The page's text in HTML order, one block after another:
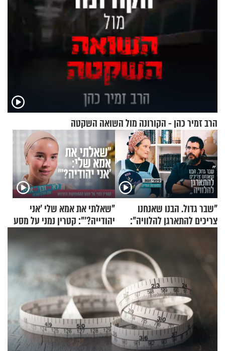
הרב זמיר כהן - הקורונה מול השואה השקטה
"שבר גדול. הבנו שאנחנו
צריכים להתארגן להלוויה":
"שאלתי את אמא שלי 'אני
יהודייה?'": קטרין נמני על מסע